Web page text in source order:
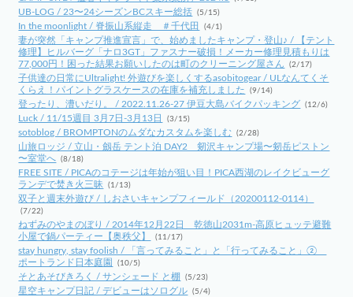
UB-LOG / 23〜24シーズンBCスキー総括 (5/15)
In the moonlight / 脊振山系縦走 ＃千代田 (4/1)
妻が突然「キャンプ推進宣言」で、始めましたキャンプ・登山♪ / 【テント
修理】ヒルバーグ「ナロ3GT」ファスナー破損！メーカー修理見積もりは
77,000円！困った結果お願いしたのは町のクリーニング屋さん
(2/17)
子供達の日常にUltralight! 外遊びを楽しくするasobitogear / ULなんてくそ
くらえ！パイントグラスケースの在庫を補充しました
(9/14)
登ったり、漕いだり。 / 2022.11.26-27 伊豆大島バイクパッキング (12/6)
Luck / 11/15週目 3月7日-3月13日 (3/15)
sotoblog / BROMPTONのムダなカスタムを楽しむ (2/28)
山旅ロッジ / 立山・劔岳 テント泊 DAY2 剱沢キャンプ場〜剱岳ピストン
〜室堂へ (8/18)
FREE SITE / PICAのコテージは年始が狙い目！PICA西湖のレイクビューグ
ランデで焚き火三昧
(1/13)
双子と週末外遊び / しおさいキャンプフィールド（20200112-0114）
(7/22)
ねずみのやまのぼり / 2014年12月22日 乾徳山2031m-高原ヒュッテ避難
小屋で鍋パーティー【奥秩父】
(11/17)
stay hungry, stay foolish / 「言ってみること」と「行ってみること」②
ポートランド日本庭園
(10/5)
そとあそびきろく / サンシェード と棚 (5/23)
星空キャンプ日記 / デビューはソログル (5/4)